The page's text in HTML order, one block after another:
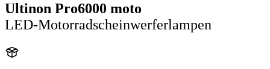
Ultinon Pro6000 moto
LED-Motorradscheinwerferlampen